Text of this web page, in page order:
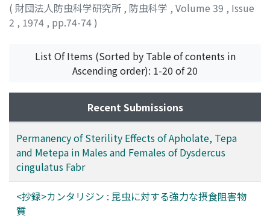
( 財団法人防虫科学研究所 , 防虫科学 , Volume 39 , Issue
2 , 1974 , pp.74-74)
List Of Items (Sorted by Table of contents in
Ascending order): 1-20 of 20
Recent Submissions
Permanency of Sterility Effects of Apholate, Tepa
and Metepa in Males and Females of Dysdercus
cingulatus Fabr
<抄録>カンタリジン : 昆虫に対する強力な摂食阻害物
質